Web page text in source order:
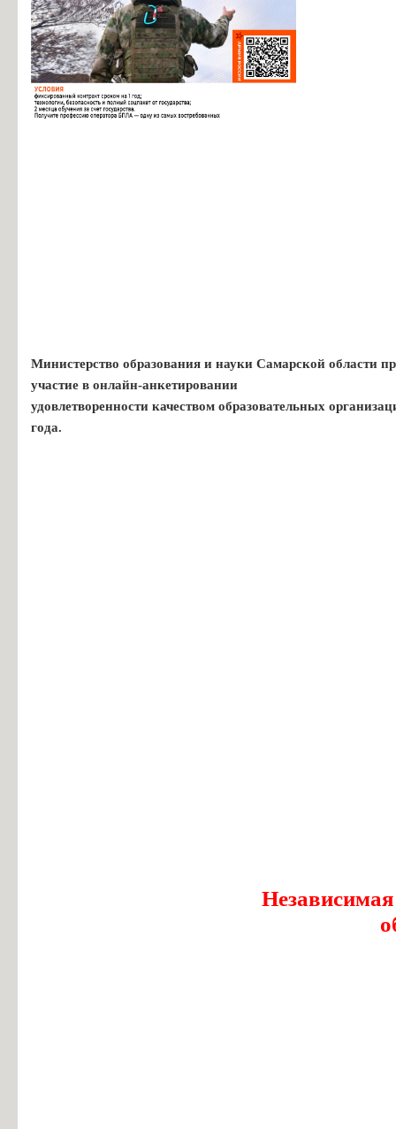
Министерство образования и науки Самарской области
участие в онлайн-анкетировании
удовлетворенности качеством образовательных
года.